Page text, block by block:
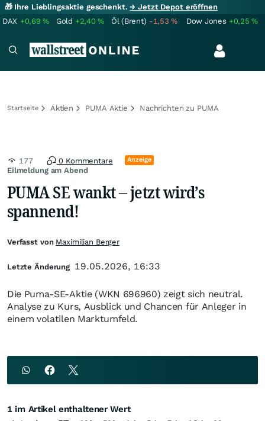
🎁 Ihre Lieblingsaktie geschenkt.→ Jetzt Depot eröffnen
DAX +0,69% Gold +2,40% Öl (Brent) -1,53% Dow Jones +0,25%
Startseite Aktien PUMA Aktie Nachrichten zu PUMA
Eilmeldung am Abend
177 0 Kommentare Anzeige
PUMA SE wankt – jetzt wird’s
spannend!
Die Puma-SE-Aktie (WKN 696960) zeigt sich neutral.
Analyse zu Kurs, Ausblick und Chancen für Anleger in
einem volatilen Marktumfeld.
Verfasst von Maximilian Berger
Letzte Änderung 19.05.2026, 16:33
1 im Artikel enthaltener Wert